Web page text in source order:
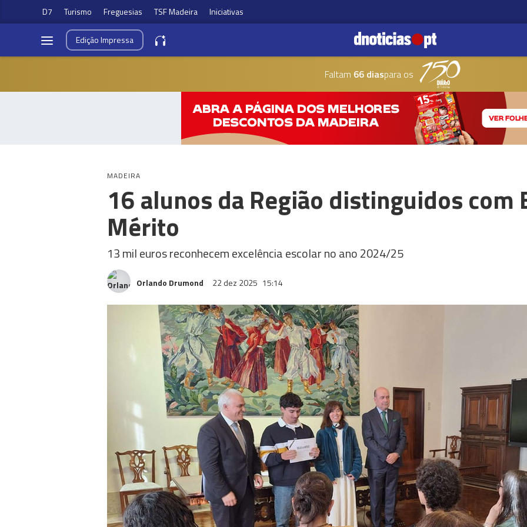
D7 Turismo Freguesias TSF Madeira Iniciativas
EdiçãoImpressa
Faltam 66 diaspara os
MADEIRA
16 alunos da Região distinguidos com
Mérito
13 mil euros reconhecem excelência escolar no ano 2024/25
Orlando Drumond 22 dez 2025 15:14